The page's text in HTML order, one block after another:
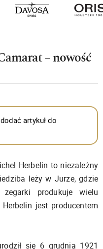
– nowość
artykuł do
Herbelin to niezależny
leży w Jurze, gdzie
produkuje wielu
jest producentem
się 6 grudnia 1921